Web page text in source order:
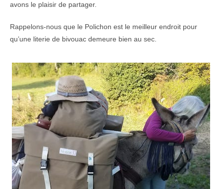
avons le plaisir de partager.
Rappelons-nous que le Polichon est le meilleur endroit pour
qu’une literie de bivouac demeure bien au sec.